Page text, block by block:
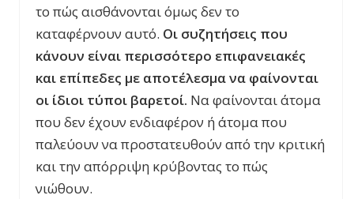
το πώς αισθάνονται όμως δεν το
καταφέρνουν αυτό. Οι συζητήσεις που
κάνουν είναι περισσότερο επιφανειακές
και επίπεδες με αποτέλεσμα να φαίνονται
οι ίδιοι τύποι βαρετοί. Να φαίνονται άτομα
που δεν έχουν ενδιαφέρον ή άτομα που
παλεύουν να προστατευθούν από την κριτική
και την απόρριψη κρύβοντας το πώς
νιώθουν.